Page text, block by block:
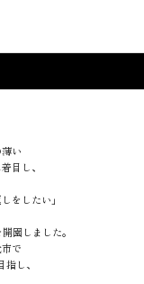
い
目し、
をしたい」
園しました。
で
し、